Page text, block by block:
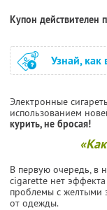
Купон действителен
Узнай, как
Электронные
использованием
курить, не бросая!
В первую очередь, в
cigarette нет эффекта
проблемы с желтыми
от одежды.